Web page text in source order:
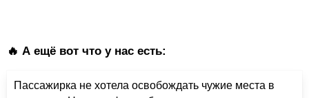
🔥 А ещё вот что у нас есть:
Пассажирка не хотела освобождать чужие места в